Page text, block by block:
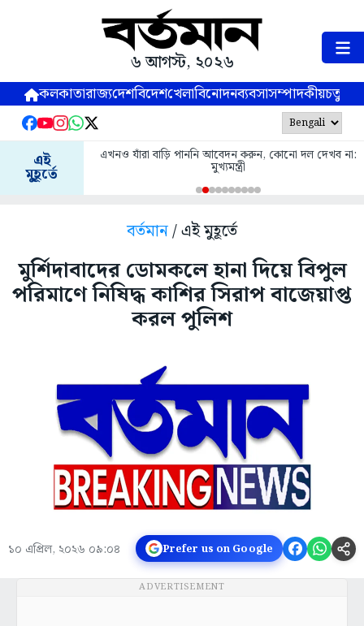
৬ আগস্ট, ২০২৬
কলকাতারাজ্যদেশবিদেশখেলাবিনোদনব্যবসাসম্পাদকীয়
এই
মুহূর্তে
এখনও যাঁরা বাড়ি পাননি আবেদন করুন, কোনো দল দেখব না:
মুখ্যমন্ত্রী
বর্তমান/ এই মুহূর্তে
মুর্শিদাবাদের ডোমকলে হানা দিয়ে বিপুল
পরিমাণে নিষিদ্ধ কাশির সিরাপ বাজেয়াপ্ত
করল পুলিশ
১০ এপ্রিল, ২০২৬ ০৯:০৪ Prefer us on Google
ADVERTISEMENT